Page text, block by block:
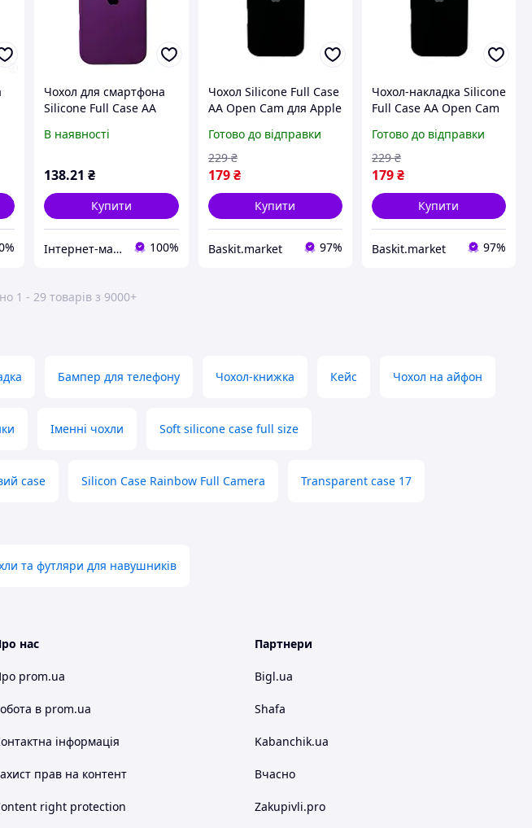
Чохол для смартфона
Silicone Full Case AA
iPhone 16 Pro 19,Purple
В наявності
138.21 ₴
Купити
Інтернет-магазин Noro 100%
Чохол Silicone Full Case
AA Open Cam для Apple
Чорний
Готово до відправки
179 ₴
229 ₴
Купити
Baskit.market 97%
Чохол-накладка Silicone
Full Case AA Open Cam
Black
Готово до відправки
179₴
229 ₴
Купити
Baskit.market 97%
1 - 29 товарів з 9000+
Бампер для телефону Чохол-книжка Кейс Чохол на айфон
Іменні чохли Soft silicone case full size
case Silicon Case Rainbow Full Camera Transparent case 17
та футляри для навушників
нас
prom.ua
в prom.ua
інформація
прав на контент
right protection
Партнери
Bigl.ua
Shafa
Kabanchik.ua
Вчасно
Zakupivli.pro